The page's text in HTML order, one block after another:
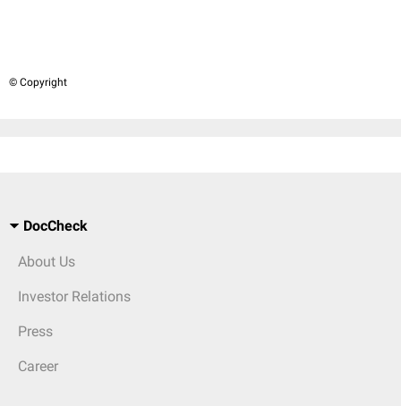
© Copyright
DocCheck
About Us
Investor Relations
Press
Career